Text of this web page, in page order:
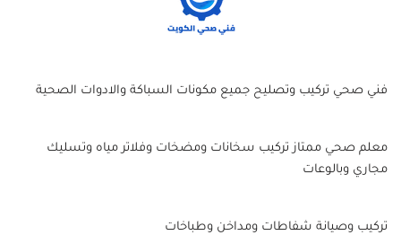
فني صحي تركيب وتصليح جميع مكونات السباكة والادوات الصحية
معلم صحي ممتاز تركيب سخانات ومضخات وفلاتر مياه وتسليك
مجاري وبالوعات
تركيب وصيانة شفاطات ومداخن وطباخات